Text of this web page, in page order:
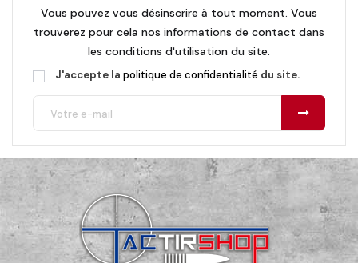
Vous pouvez vous désinscrire à tout moment. Vous
trouverez pour cela nos informations de contact dans
les conditions d'utilisation du site.
J'accepte la politique de confidentialité du site.